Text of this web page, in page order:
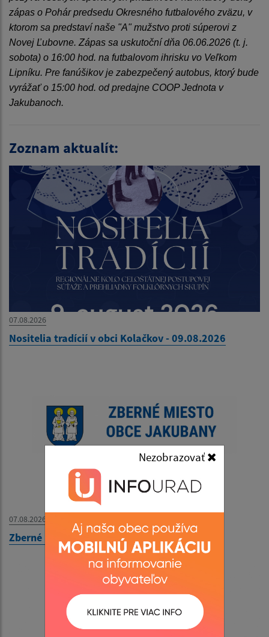
Nezobrazovať
zápas o Pohár predsedu Okresného futbalového zväzu, v
ktorom sa predstaví naše "A" mužstvo proti súperovi z
Novej Ľubovne. Zápas sa uskutoční dňa 06.06.2026 (t. j.
sobota) o 16:00 hod. na futbalovom ihrisku vo Veľkom
Lipníku. Pre fanúšikov je zabezpečený autobus, ktorý bude
vyrážať o 15:00 hod. od predajne COOP Jednota v
Jakubanoch.
Zoznam aktualít:
07.08.2026
Nositelia tradícií v obci Kolačkov - 09.08.2026
07.08.2026
Zberné miesto - OZNAM